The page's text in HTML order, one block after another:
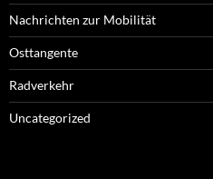
Nachrichten zur Mobilität
Osttangente
Radverkehr
Uncategorized